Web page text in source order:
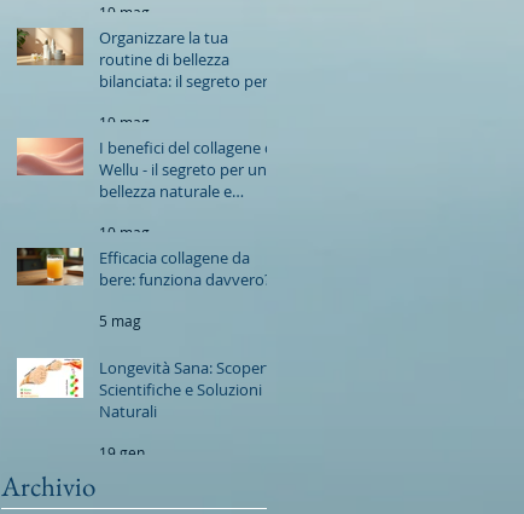
19 mag
Organizzare la tua
routine di bellezza
bilanciata: il segreto per
giorno
19 mag
I benefici del collagene di
Wellu - il segreto per una
bellezza naturale e
10 mag
Efficacia collagene da
bere: funziona davvero?
5 mag
Longevità Sana: Scoperte
Scientifiche e Soluzioni
Naturali
19 gen
Archivio